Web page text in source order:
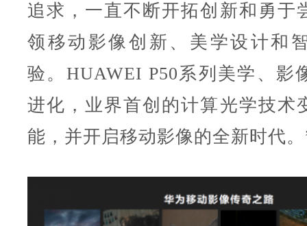
追求，一直不断开拓创新和勇于
领移动影像创新、美学设计和
验。HUAWEI P50系列美学、影
进化，业界首创的计算光学技术
能，并开启移动影像的全新时代